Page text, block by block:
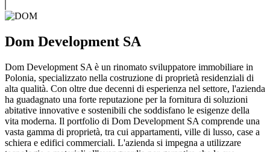
Dom Development SA
Dom Development SA è un rinomato sviluppatore immobiliare in
Polonia, specializzato nella costruzione di proprietà residenziali di
alta qualità. Con oltre due decenni di esperienza nel settore, l'azienda
ha guadagnato una forte reputazione per la fornitura di soluzioni
abitative innovative e sostenibili che soddisfano le esigenze della
vita moderna. Il portfolio di Dom Development SA comprende una
vasta gamma di proprietà, tra cui appartamenti, ville di lusso, case a
schiera e edifici commerciali. L'azienda si impegna a utilizzare